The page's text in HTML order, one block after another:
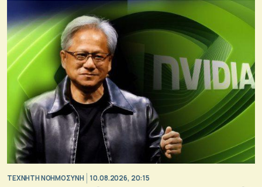
TΕΧΝΗΤΗ ΝΟΗΜΟΣΥΝΗ 10.08.2026, 20:15